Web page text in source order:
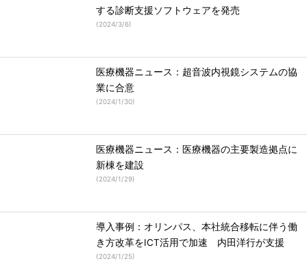
する診断支援ソフトウェアを発売
(2024/3/6)
医療機器ニュース：超音波内視鏡システムの協
業に合意
(2024/1/30)
医療機器ニュース：医療機器の主要製造拠点に
新棟を建設
(2024/1/29)
導入事例：オリンパス、本社統合移転に伴う働
き方改革をICT活用で加速 内田洋行が支援
(2024/1/25)